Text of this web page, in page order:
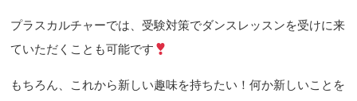
プラスカルチャーでは、受験対策でダンスレッスンを受けに来
ていただくことも可能です
もちろん、これから新しい趣味を持ちたい！何か新しいことを